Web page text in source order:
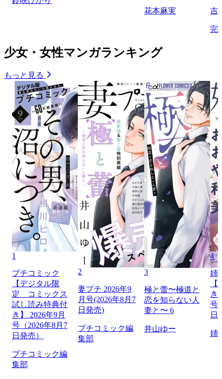
花本麻実 吉
完
少女・女性マンガランキング
もっと見る
1
プチコミック
【デジタル限
定 コミックス
試し読み特典付
き】 2026年9月
号（2026年8月7
日発売）
プチコミック編
集部
2
妻プチ 2026年9
月号(2026年8月7
日発売)
プチコミック編
集部
3
極と蕾〜極道と
恋を知らない人
妻と〜 6
井山ゆー
4
姉
き
号
日
姉